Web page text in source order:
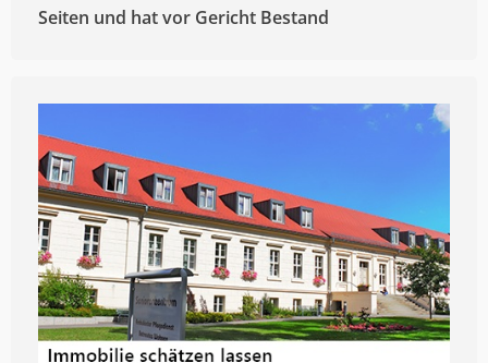
Seiten und hat vor Gericht Bestand